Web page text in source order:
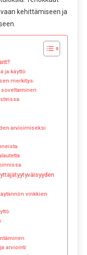
kehittämiseen ja
ja käyttö
merkitys
soveltaminen
arvioimiseksi
vinkkien
arviointi